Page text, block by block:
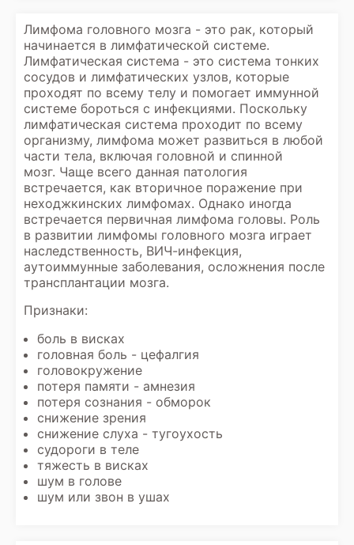
Лимфома головного мозга - это рак, который
начинается в лимфатической системе.
Лимфатическая система - это система тонких
сосудов и лимфатических узлов, которые
проходят по всему телу и помогает иммунной
системе бороться с инфекциями. Поскольку
лимфатическая система проходит по всему
организму, лимфома может развиться в любой
части тела, включая головной и спинной
мозг. Чаще всего данная патология
встречается, как вторичное поражение при
неходжкинских лимфомах. Однако иногда
встречается первичная лимфома головы. Роль
в развитии лимфомы головного мозга играет
наследственность, ВИЧ-инфекция,
аутоиммунные заболевания, осложнения после
трансплантации мозга.
Признаки:
боль в висках
головная боль - цефалгия
головокружение
потеря памяти - амнезия
потеря сознания - обморок
снижение зрения
снижение слуха - тугоухость
судороги в теле
тяжесть в висках
шум в голове
шум или звон в ушах